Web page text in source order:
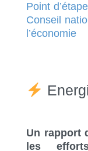
Point
Conseil
l’économie
Un rapport
les